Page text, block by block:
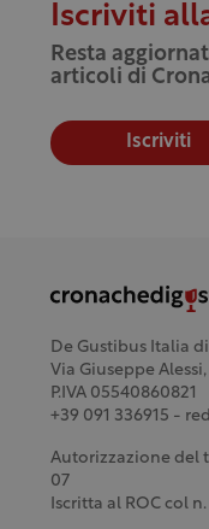
Iscriviti
Resta
articoli di
Iscriviti
De Gustibus Italia
Via Giuseppe
P.IVA 05540860821
+39 091 336915 -
Autorizzazione del
07
Iscritta al ROC col n.